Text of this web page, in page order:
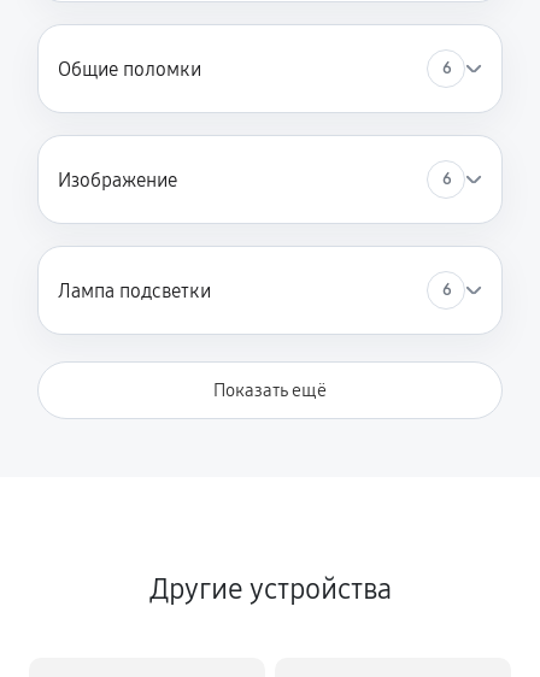
Общие поломки 6
Изображение 6
Лампа подсветки 6
Показать ещё
Другие устройства